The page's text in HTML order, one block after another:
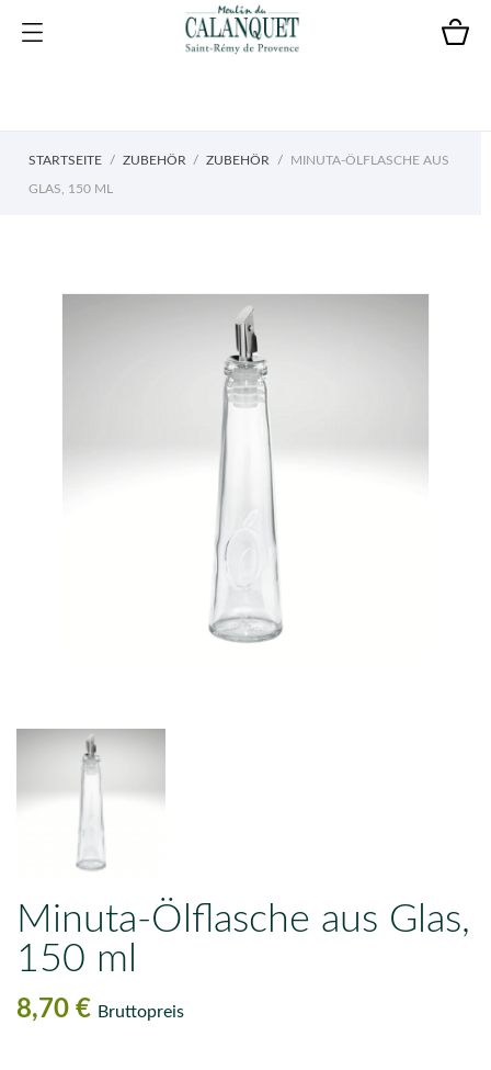
STARTSEITE ZUBEHÖR ZUBEHÖR MINUTA-ÖLFLASCHE AUS
GLAS, 150 ML
Minuta-Ölflasche aus Glas,
150 ml
8,70 € Bruttopreis